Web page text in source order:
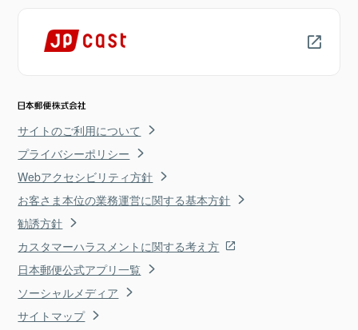
サイトのご利用について
プライバシーポリシー
Webアクセシビリティ方針
お客さま本位の業務運営に関する基本方針
勧誘方針
カスタマーハラスメントに関する考え方
日本郵便公式アプリ一覧
ソーシャルメディア
サイトマップ